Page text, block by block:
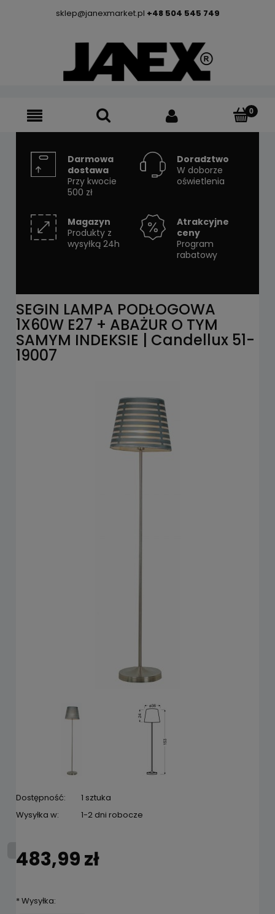
sklep@janexmarket.pl +48 504 545 749
Darmowa
dostawa
Przy kwocie
500 zł
Doradztwo
W doborze
oświetlenia
Magazyn
Produkty z
wysyłką 24h
Atrakcyjne
ceny
Program
rabatowy
SEGIN LAMPA PODŁOGOWA
1X60W E27 + ABAŻUR O TYM
SAMYM INDEKSIE | Candellux 51-
19007
Dostępność:
1 sztuka
Wysyłka w:
1-2 dni robocze
483,99 zł
*Wysyłka: